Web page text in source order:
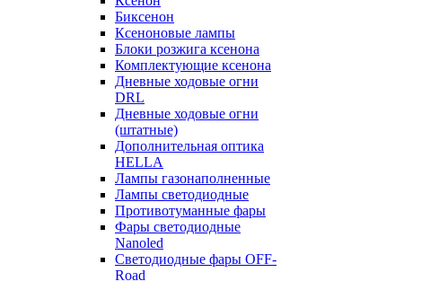
Биксенон
Ксеноновые лампы
Блоки розжига ксенона
Комплектующие ксенона
Дневные ходовые огни
DRL
Дневные ходовые огни
(штатные)
Дополнительная оптика
HELLA
Лампы газонаполненные
Лампы светодиодные
Противотуманные фары
Фары светодиодные
Nanoled
Светодиодные фары OFF-
Road